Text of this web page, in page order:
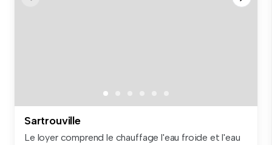
Sartrouville
Le loyer comprend le chauffage l'eau froide et l'eau